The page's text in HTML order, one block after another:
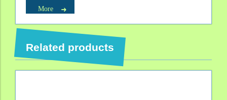
More
Related products